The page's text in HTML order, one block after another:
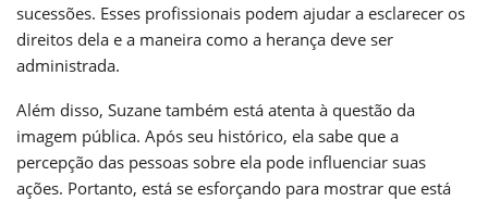
sucessões. Esses profissionais podem ajudar a esclarecer os
direitos dela e a maneira como a herança deve ser
administrada.
Além disso, Suzane também está atenta à questão da
imagem pública. Após seu histórico, ela sabe que a
percepção das pessoas sobre ela pode influenciar suas
ações. Portanto, está se esforçando para mostrar que está